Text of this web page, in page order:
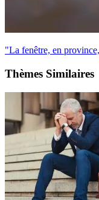
"La fenêtre, en
Thèmes Similaires